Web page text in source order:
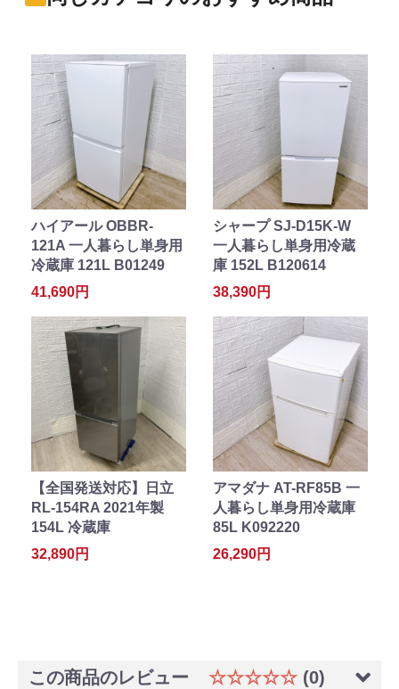
ハイアール OBBR-
121A 一人暮らし単身用
冷蔵庫 121L B01249
41,690円
シャープ SJ-D15K-W
一人暮らし単身用冷蔵
庫 152L B120614
38,390円
【全国発送対応】日立
RL-154RA 2021年製
154L 冷蔵庫
32,890円
アマダナ AT-RF85B 一
人暮らし単身用冷蔵庫
85L K092220
26,290円
この商品のレビュー ☆☆☆☆☆ (0)